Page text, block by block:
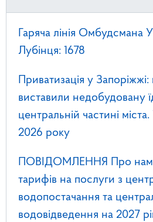
Гаряча лінія Омбудсмана
Лубінця: 1678
Приватизація у Запоріжжі:
виставили недобудовану
центральній частині
2026 року
ПОВІДОМЛЕННЯ Про
тарифів на послуги з
водопостачання та
водовідведення на 2027